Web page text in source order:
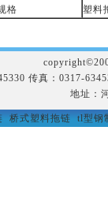
格
塑料
传真：0317-
地址：
桥式塑料拖链 tl型钢